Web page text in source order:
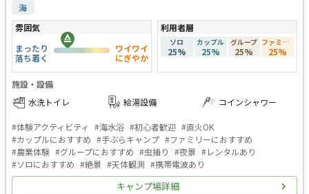
海
雰囲気
まったり
落ち着く
ワイワイ
にぎやか
利用者層
ソロ
25%
カップル
25%
グループ
25%
ファミリー
25%
施設・設備
水洗トイレ
給湯設備 コインシャワー
#体験アクティビティ #海水浴 #初心者歓迎 #直火OK
#カップルにおすすめ #手ぶらキャンプ #ファミリーにおすすめ
#農業体験 #グループにおすすめ #虫捕り #夜景 #レンタルあり
#ソロにおすすめ #絶景 #天体観測 #携帯電波あり
キャンプ場詳細